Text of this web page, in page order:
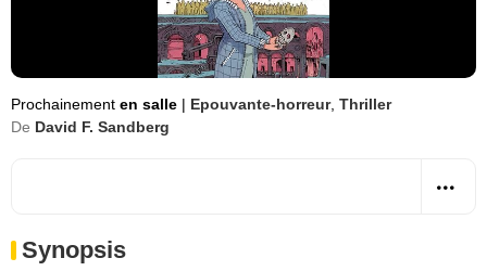
Prochainement en salle | Epouvante-horreur, Thriller
De David F. Sandberg
Synopsis